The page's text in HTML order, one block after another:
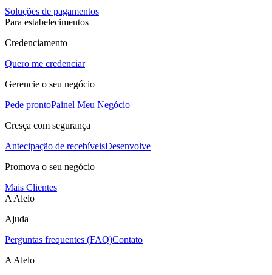
Soluções de pagamentos
Para estabelecimentos
Credenciamento
Quero me credenciar
Gerencie o seu negócio
Pede prontoPainel Meu Negócio
Cresça com segurança
Antecipação de recebíveisDesenvolve
Promova o seu negócio
Mais Clientes
A Alelo
Ajuda
Perguntas frequentes (FAQ)Contato
A Alelo